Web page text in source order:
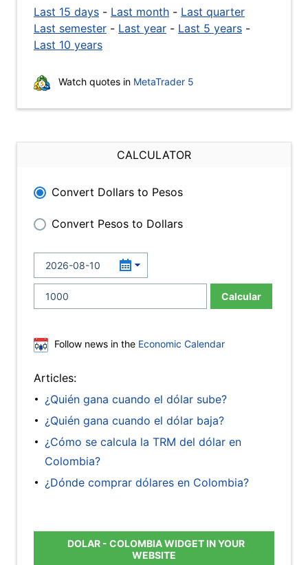
Last 15 days - Last month - Last quarter
Last semester - Last year - Last 5 years -
Last 10 years
Watch quotes in MetaTrader 5
CALCULATOR
Convert Dollars to Pesos
Convert Pesos to Dollars
Calcular
Follow news in the Economic Calendar
Articles:
¿Quién gana cuando el dólar sube?
¿Quién gana cuando el dólar baja?
¿Cómo se calcula la TRM del dólar en
Colombia?
¿Dónde comprar dólares en Colombia?
DOLAR - COLOMBIA WIDGET IN YOUR
WEBSITE